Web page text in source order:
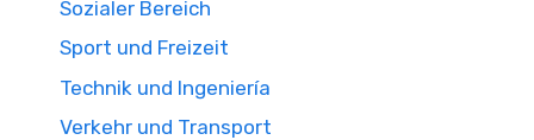
Sozialer Bereich
Sport und Freizeit
Technik und Ingeniería
Verkehr und Transport